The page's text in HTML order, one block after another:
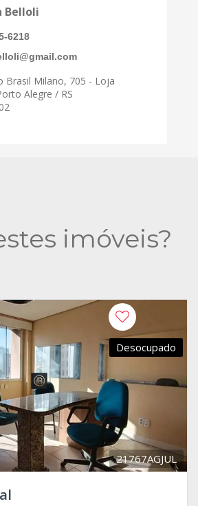
Belloli
6218
Brasil Milano, 705 - Loja
Alegre / RS
imóveis?
Desocupado
21767AGJUL